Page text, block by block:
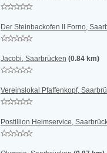
Der Steinbackofen II Forno,
Jacobi, Saarbrücken (0.84 km)
Vereinslokal Pfaffenkopf,
Postillion Heimservice,